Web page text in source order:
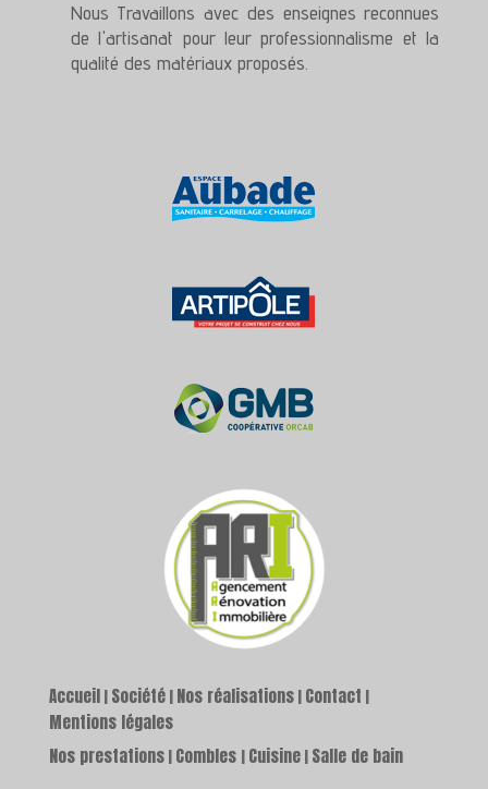
Nous Travaillons avec des enseignes reconnues
de l'artisanat pour leur professionnalisme et la
qualité des matériaux proposés.
Accueil|Société|Nos réalisations|Contact |
Mentions légales
Nos prestations|Combles |Cuisine|Salle de bain